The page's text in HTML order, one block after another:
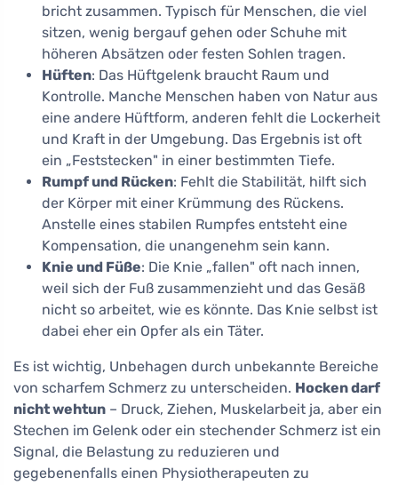
bricht zusammen. Typisch für Menschen, die viel
sitzen, wenig bergauf gehen oder Schuhe mit
höheren Absätzen oder festen Sohlen tragen.
Hüften: Das Hüftgelenk braucht Raum und
Kontrolle. Manche Menschen haben von Natur aus
eine andere Hüftform, anderen fehlt die Lockerheit
und Kraft in der Umgebung. Das Ergebnis ist oft
ein „Feststecken" in einer bestimmten Tiefe.
Rumpf und Rücken: Fehlt die Stabilität, hilft sich
der Körper mit einer Krümmung des Rückens.
Anstelle eines stabilen Rumpfes entsteht eine
Kompensation, die unangenehm sein kann.
Knie und Füße: Die Knie „fallen" oft nach innen,
weil sich der Fuß zusammenzieht und das Gesäß
nicht so arbeitet, wie es könnte. Das Knie selbst ist
dabei eher ein Opfer als ein Täter.
Es ist wichtig, Unbehagen durch unbekannte Bereiche
von scharfem Schmerz zu unterscheiden. Hocken darf
nicht wehtun – Druck, Ziehen, Muskelarbeit ja, aber ein
Stechen im Gelenk oder ein stechender Schmerz ist ein
Signal, die Belastung zu reduzieren und
gegebenenfalls einen Physiotherapeuten zu